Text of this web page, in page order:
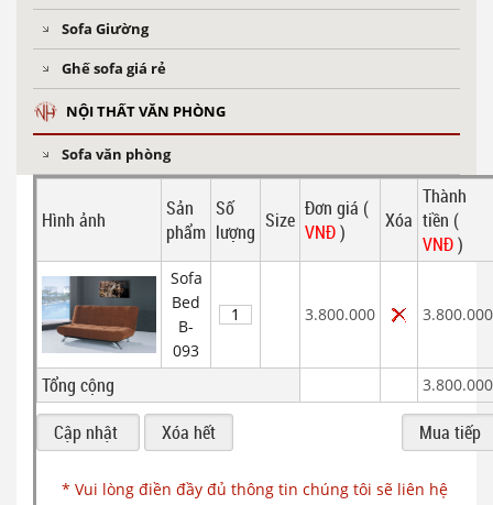
Sofa Giường
Ghế sofa giá rẻ
NỘI THẤT VĂN PHÒNG
Sofa văn phòng
Hình ảnh
Sản
phẩm
Số
lượng Size Đơn giá (
VNĐ) Xóa
Thành
tiền (
VNĐ)
Sofa
Bed
B-
093
3.800.000 3.800.000
Tổng cộng 3.800.000
* Vui lòng điền đầy đủ thông tin chúng tôi sẽ liên hệ